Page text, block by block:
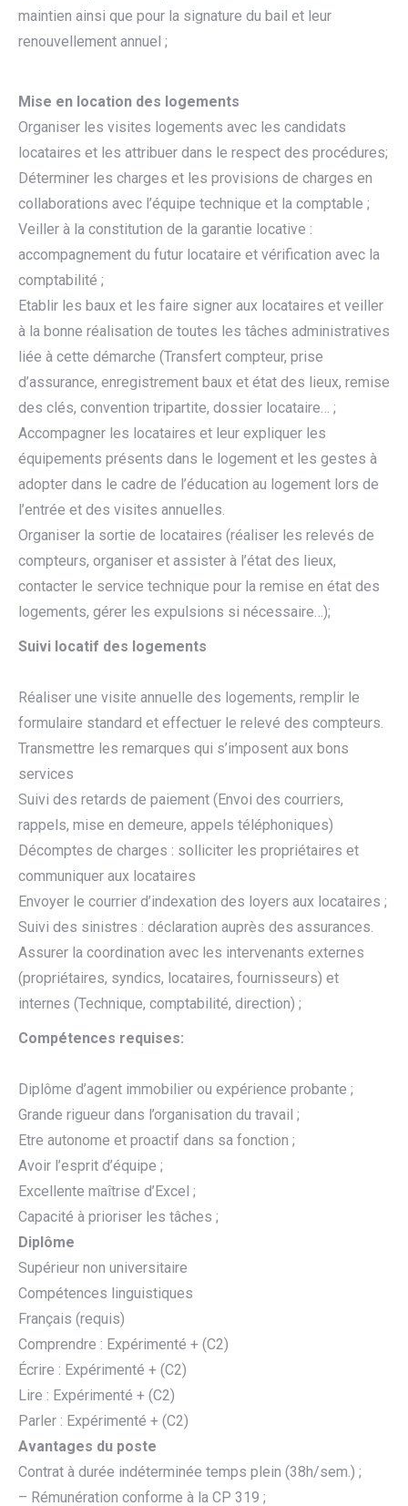
maintien ainsi que pour la signature du bail et leur
renouvellement annuel ;
Mise en location des logements
Organiser les visites logements avec les candidats
locataires et les attribuer dans le respect des procédures;
Déterminer les charges et les provisions de charges en
collaborations avec l’équipe technique et la comptable ;
Veiller à la constitution de la garantie locative :
accompagnement du futur locataire et vérification avec la
comptabilité ;
Etablir les baux et les faire signer aux locataires et veiller
à la bonne réalisation de toutes les tâches administratives
liée à cette démarche (Transfert compteur, prise
d’assurance, enregistrement baux et état des lieux, remise
des clés, convention tripartite, dossier locataire… ;
Accompagner les locataires et leur expliquer les
équipements présents dans le logement et les gestes à
adopter dans le cadre de l’éducation au logement lors de
l’entrée et des visites annuelles.
Organiser la sortie de locataires (réaliser les relevés de
compteurs, organiser et assister à l’état des lieux,
contacter le service technique pour la remise en état des
logements, gérer les expulsions si nécessaire…);
Suivi locatif des logements
Réaliser une visite annuelle des logements, remplir le
formulaire standard et effectuer le relevé des compteurs.
Transmettre les remarques qui s’imposent aux bons
services
Suivi des retards de paiement (Envoi des courriers,
rappels, mise en demeure, appels téléphoniques)
Décomptes de charges : solliciter les propriétaires et
communiquer aux locataires
Envoyer le courrier d’indexation des loyers aux locataires ;
Suivi des sinistres : déclaration auprès des assurances.
Assurer la coordination avec les intervenants externes
(propriétaires, syndics, locataires, fournisseurs) et
internes (Technique, comptabilité, direction) ;
Compétences requises:
Diplôme d’agent immobilier ou expérience probante ;
Grande rigueur dans l’organisation du travail ;
Etre autonome et proactif dans sa fonction ;
Avoir l’esprit d’équipe ;
Excellente maîtrise d’Excel ;
Capacité à prioriser les tâches ;
Diplôme
Supérieur non universitaire
Compétences linguistiques
Français (requis)
Comprendre : Expérimenté + (C2)
Écrire : Expérimenté + (C2)
Lire : Expérimenté + (C2)
Parler : Expérimenté + (C2)
Avantages du poste
Contrat à durée indéterminée temps plein (38h/sem.) ;
– Rémunération conforme à la CP 319 ;